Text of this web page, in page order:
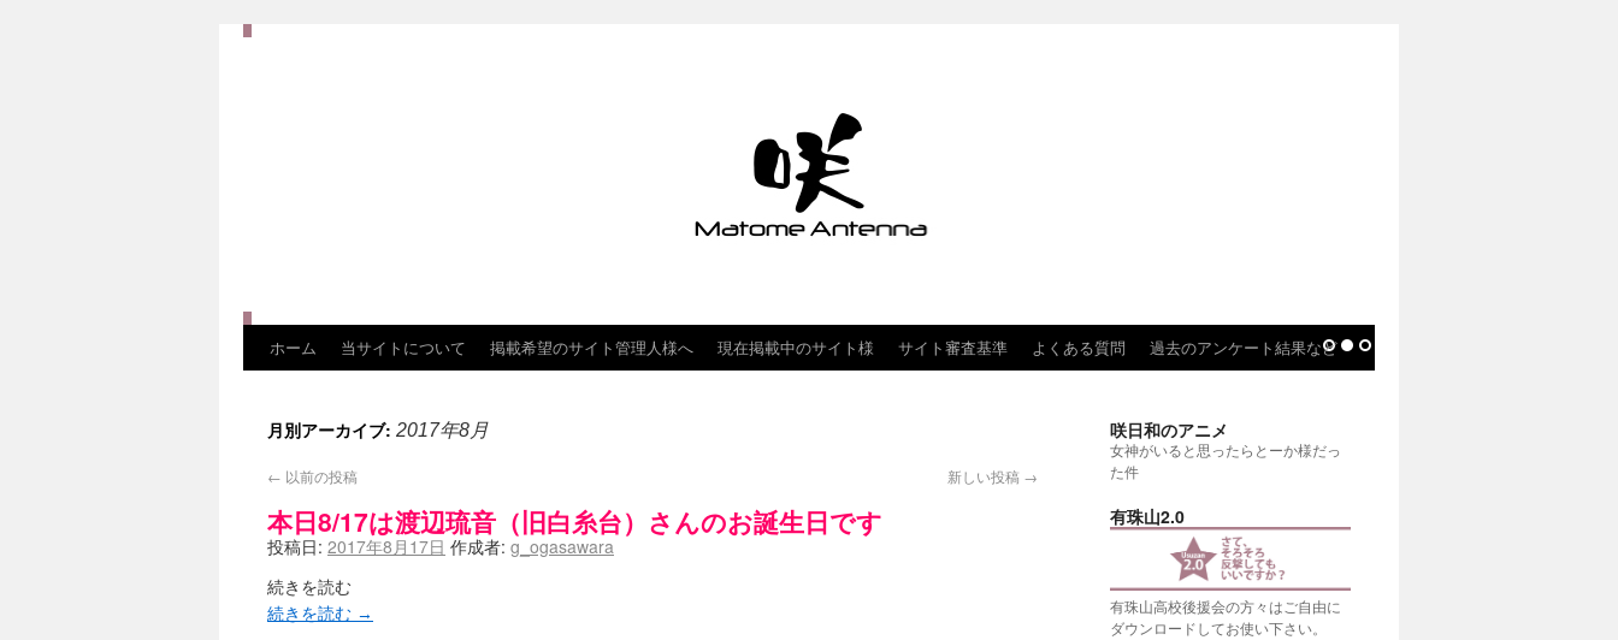
ホーム 当サイトについて 掲載希望のサイト管理人様へ 現在掲載中のサイト様 サイト審査基準 よくある質問 過去のアンケート結果など
月別アーカイブ: 2017年8月
← 以前の投稿 新しい投稿 →
本日8/17は渡辺琉音（旧白糸台）さんのお誕生日です
投稿日: 2017年8月17日 作成者: g_ogasawara
続きを読む
続きを読む →
咲日和のアニメ
女神がいると思ったらとーか様だっ
た件
有珠山2.0
有珠山高校後援会の方々はご自由に
ダウンロードしてお使い下さい。